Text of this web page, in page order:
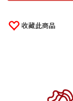
收藏此商品